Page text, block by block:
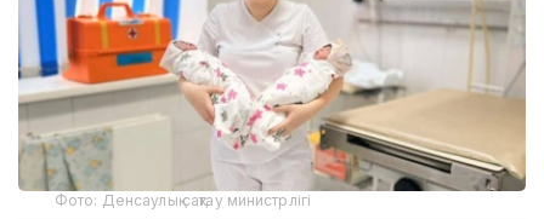
Фото: Денсаулық сақтау министрлігі